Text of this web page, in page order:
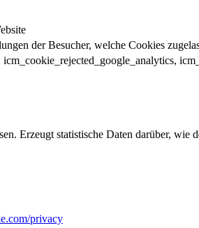
der Besucher, welche Cookies
Erzeugt statistische Daten darüber, wie
privacy